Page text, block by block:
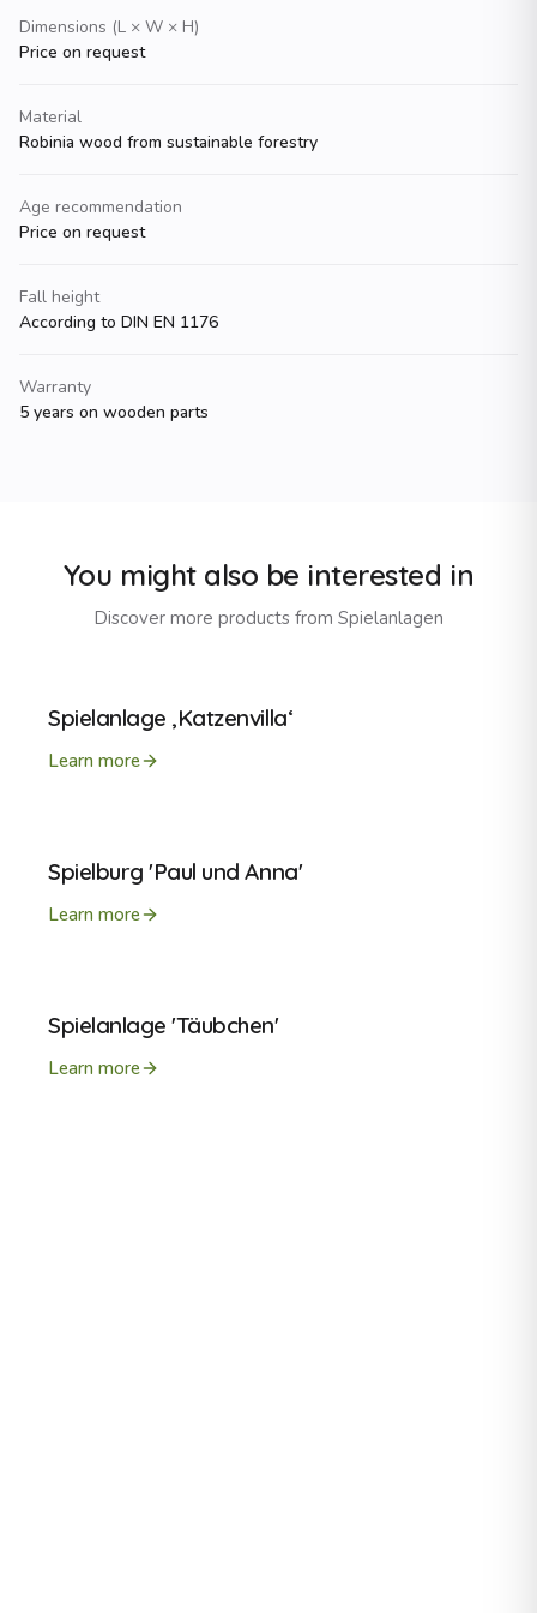
Dimensions (L × W × H)
Price on request
Material
Robinia wood from sustainable forestry
Age recommendation
Price on request
Fall height
According to DIN EN 1176
Warranty
5 years on wooden parts
You might also be interested in
Discover more products from Spielanlagen
Spielanlage ‚Katzenvilla‘
Learn more
Spielburg 'Paul und Anna'
Learn more
Spielanlage 'Täubchen'
Learn more